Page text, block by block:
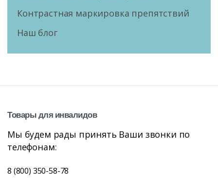
Контрастная маркировка препятствий
Наш блог
Товарыдля инвалидов
Мы будем рады принять Ваши звонки по
телефонам:
8 (800) 350-58-78